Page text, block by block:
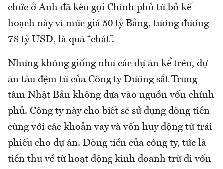
chức ở Anh đã kêu gọi Chính phủ từ bỏ kế
hoạch này vì mức giá 50 tỷ Bảng, tương đương
78 tỷ USD, là quá “chát”.
Nhưng không giống như các dự án kể trên, dự
án tàu đệm từ của Công ty Đường sắt Trung
tâm Nhật Bản không dựa vào nguồn vốn chính
phủ. Công ty này cho biết sẽ sử dụng dòng tiền
cùng với các khoản vay và vốn huy động từ trái
phiếu cho dự án. Dòng tiền của công ty, tức là
tiền thu về từ hoạt động kinh doanh trừ đi vốn